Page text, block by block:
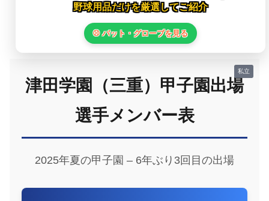
野球用品だけを厳選してご紹介
⚾ バット・グローブを見る
津田学園（三重）甲子園出場
選手メンバー表
2025年夏の甲子園 – 6年ぶり3回目の出場